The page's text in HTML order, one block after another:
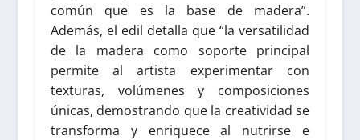
común que es la base de madera”.
Además, el edil detalla que “la versatilidad
de la madera como soporte principal
permite al artista experimentar con
texturas, volúmenes y composiciones
únicas, demostrando que la creatividad se
transforma y enriquece al nutrirse e